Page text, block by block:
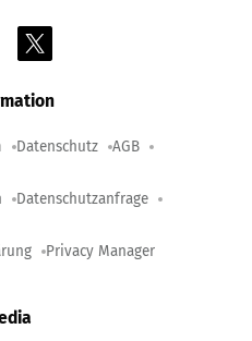
Datenschutz AGB
Datenschutzanfrage
Privacy Manager